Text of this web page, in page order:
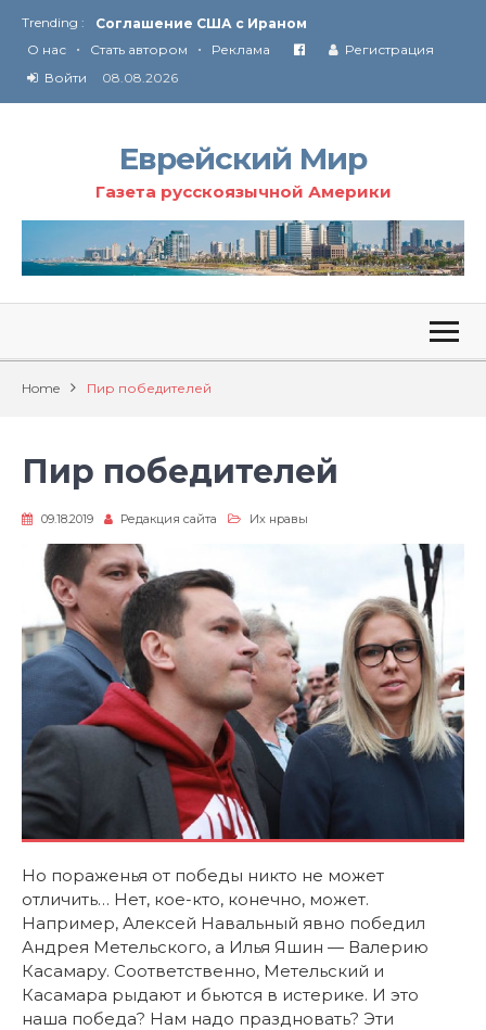
Trending :
Соглашение США с Ираном
Технология Революции в Иране
О нас • Стать автором • Реклама
Регистрация
Войти
08.08.2026
Еврейский Мир
Газета русскоязычной Америки
Home Пир победителей
Пир победителей
09.18.2019 Редакция сайта Их нравы
Но пораженья от победы никто не может
отличить… Нет, кое-кто, конечно, может.
Например, Алексей Навальный явно победил
Андрея Метельского, а Илья Яшин — Валерию
Касамару. Соответственно, Метельский и
Касамара рыдают и бьются в истерике. И это
наша победа? Нам надо праздновать? Эти